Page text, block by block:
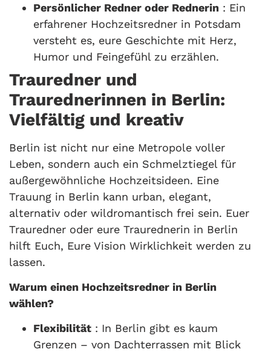
Persönlicher Redner oder Rednerin : Ein
erfahrener Hochzeitsredner in Potsdam
versteht es, eure Geschichte mit Herz,
Humor und Feingefühl zu erzählen.
Trauredner und
Traurednerinnen in Berlin:
Vielfältig und kreativ
Berlin ist nicht nur eine Metropole voller
Leben, sondern auch ein Schmelztiegel für
außergewöhnliche Hochzeitsideen. Eine
Trauung in Berlin kann urban, elegant,
alternativ oder wildromantisch frei sein. Euer
Trauredner oder eure Traurednerin in Berlin
hilft Euch, Eure Vision Wirklichkeit werden zu
lassen.
Warum einen Hochzeitsredner in Berlin
wählen?
Flexibilität : In Berlin gibt es kaum
Grenzen – von Dachterrassen mit Blick